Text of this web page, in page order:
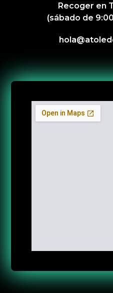
Recoger en
(sábado de